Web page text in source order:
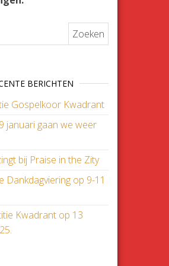
BERICHTEN
Gospelkoor Kwadrant
januari gaan we weer
bij Praise in the Zity
Dankdagviering op 9-11
Kwadrant op 13